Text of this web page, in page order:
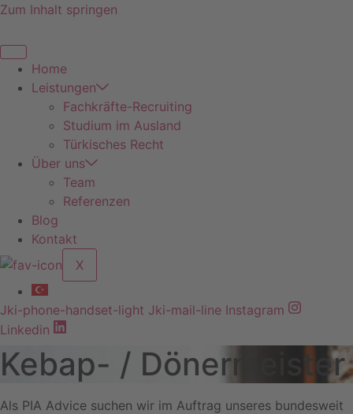
Zum Inhalt springen
Home
Leistungen
Fachkräfte-Recruiting
Studium im Ausland
Türkisches Recht
Über uns
Team
Referenzen
Blog
Kontakt
X
Jki-phone-handset-light Jki-mail-line Instagram
Linkedin
Kebap- / Dönermeister
Als PIA Advice suchen wir im Auftrag unseres bundesweit